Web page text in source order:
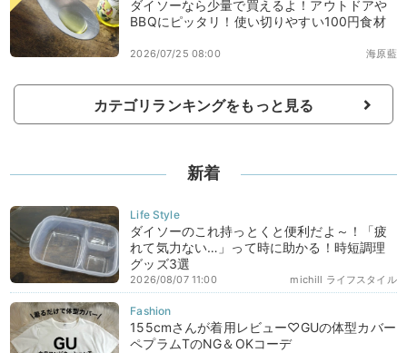
ダイソーなら少量で買えるよ！アウトドアや
BBQにピッタリ！使い切りやすい100円食材
海原藍
2026/07/25 08:00
カテゴリランキングをもっと見る
新着
ダイソーのこれ持っとくと便利だよ～！「疲
れて気力ない…」って時に助かる！時短調理
グッズ3選
michill ライフスタイル
2026/08/07 11:00
155cmさんが着用レビュー♡GUの体型カバー
ペプラムTのNG＆OKコーデ